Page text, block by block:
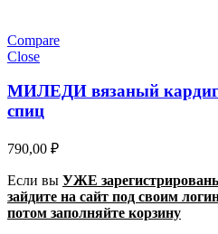
Compare
Close
МИЛЕДИ вязаный
спиц
790,00 ₽
Если вы УЖЕ
зайдите на сайт под своим
потом заполняйте корзину